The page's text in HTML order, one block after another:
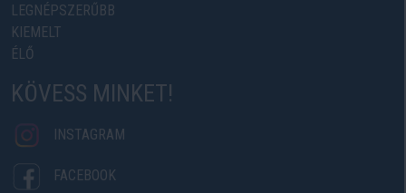
LEGNÉPSZERŰBB
KIEMELT
ÉLŐ
KÖVESS MINKET!
INSTAGRAM
FACEBOOK